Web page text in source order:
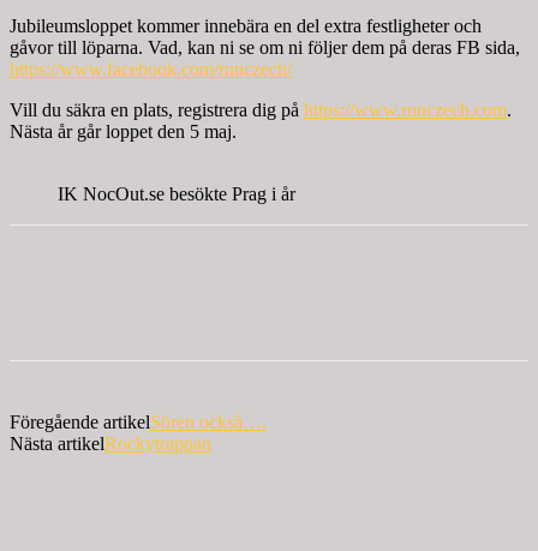
Jubileumsloppet kommer innebära en del extra festligheter och
gåvor till löparna. Vad, kan ni se om ni följer dem på deras FB sida,
https://www.facebook.com/runczech/
Vill du säkra en plats, registrera dig på https://www.runczech.com.
Nästa år går loppet den 5 maj.
IK NocOut.se besökte Prag i år
Föregående artikelSören också….
Nästa artikelRockytrappan